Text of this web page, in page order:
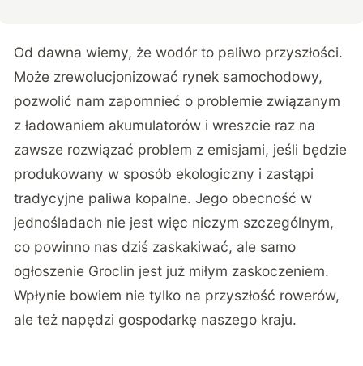
Od dawna wiemy, że wodór to paliwo przyszłości.
Może zrewolucjonizować rynek samochodowy,
pozwolić nam zapomnieć o problemie związanym
z ładowaniem akumulatorów i wreszcie raz na
zawsze rozwiązać problem z emisjami, jeśli będzie
produkowany w sposób ekologiczny i zastąpi
tradycyjne paliwa kopalne. Jego obecność w
jednośladach nie jest więc niczym szczególnym,
co powinno nas dziś zaskakiwać, ale samo
ogłoszenie Groclin jest już miłym zaskoczeniem.
Wpłynie bowiem nie tylko na przyszłość rowerów,
ale też napędzi gospodarkę naszego kraju.